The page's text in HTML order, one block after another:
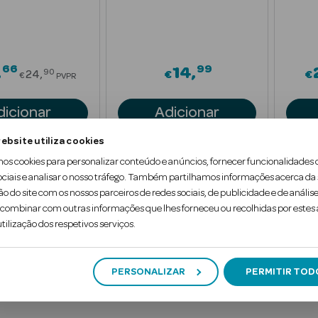
utiliza cookies
cookies para personalizar conteúdo e anúncios, fornecer funcionalidades
e analisar o nosso tráfego. Também partilhamos informações acerca da
do site com os nossos parceiros de redes sociais, de publicidade e de
com outras informações que lhes forneceu ou recolhidas por estes
dos respetivos serviços.
PERSONALIZAR PERMITIR
66Price reduced from
€24 90 PVPR €14 99
Adicionar
€
1